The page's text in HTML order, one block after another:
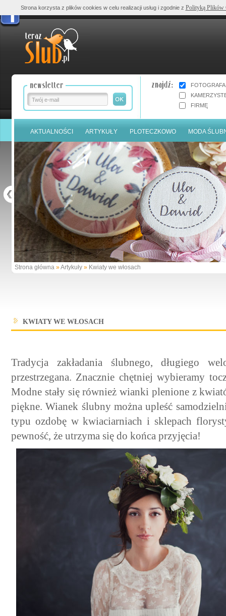
FOTOGRAFA
FIRMĘ
AKTUALNOŚCI ARTYKUŁY PLOTECZKOWO MODA
Strona główna »Artykuły » Kwiaty we włosach
KWIATY WE WŁOSACH
Tradycja zakładania ślubnego, długiego
przestrzegana. Znacznie chętniej wybieramy
Modne stały się również wianki plenione z
piękne. Wianek ślubny można upleść
typu ozdobę w kwiaciarniach i sklepach
pewność, że utrzyma się do końca przyjęcia!
Strona korzysta z plików cookies w celu realizacji usług i zgodnie z Polityką Plików